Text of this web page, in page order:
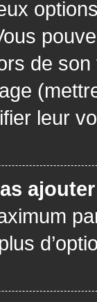
de
leur